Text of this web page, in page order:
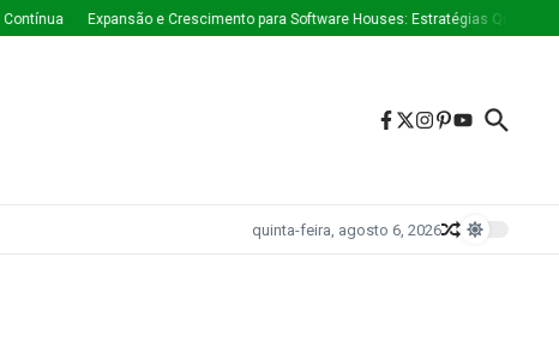
Expansão e Crescimento para Software Houses: Estratégias Que Estão
quinta-feira, agosto 6, 2026